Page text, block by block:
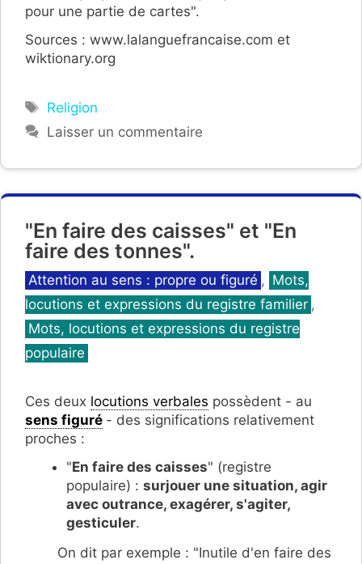
pour une partie de cartes".
Sources : www.lalanguefrancaise.com et
wiktionary.org
Étiquettes
Religion
Laisser un commentaire
"En faire des caisses" et "En
faire des tonnes".
Catégories
Attention au sens : propre ou figuré , Mots,
locutions et expressions du registre familier ,
Mots, locutions et expressions du registre
populaire
Ces deux locutions verbales possèdent - au
sens figuré - des significations relativement
proches :
"En faire des caisses" (registre
populaire) : surjouer une situation, agir
avec outrance, exagérer, s'agiter,
gesticuler.
On dit par exemple : "Inutile d'en faire des